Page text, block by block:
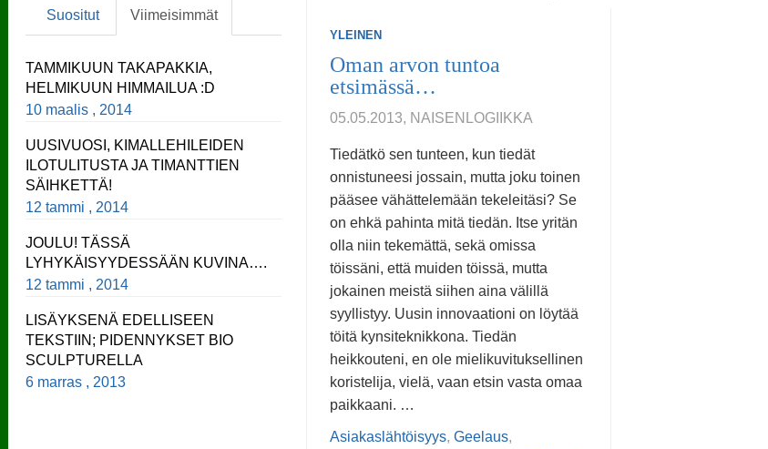
YLEINEN
Oman arvon tuntoa
etsimässä…
05.05.2013, NAISENLOGIIKKA
Tiedätkö sen tunteen, kun tiedät
onnistuneesi jossain, mutta joku toinen
pääsee vähättelemään tekeleitäsi? Se
on ehkä pahinta mitä tiedän. Itse yritän
olla niin tekemättä, sekä omissa
töissäni, että muiden töissä, mutta
jokainen meistä siihen aina välillä
syyllistyy. Uusin innovaationi on löytää
töitä kynsiteknikkona. Tiedän
heikkouteni, en ole mielikuvituksellinen
koristelija, vielä, vaan etsin vasta omaa
paikkaani. …
Asiakaslähtöisyys, Geelaus,
Suositut Viimeisimmät
TAMMIKUUN TAKAPAKKIA,
HELMIKUUN HIMMAILUA :D
10 maalis , 2014
UUSIVUOSI, KIMALLEHILEIDEN
ILOTULITUSTA JA TIMANTTIEN
SÄIHKETTÄ!
12 tammi , 2014
JOULU! TÄSSÄ
LYHYKÄISYYDESSÄÄN KUVINA….
12 tammi , 2014
LISÄYKSENÄ EDELLISEEN
TEKSTIIN; PIDENNYKSET BIO
SCULPTURELLA
6 marras , 2013